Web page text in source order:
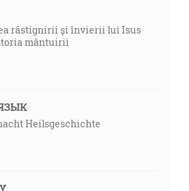
răstignirii și învierii lui Isus
mântuirii
Heilsgeschichte